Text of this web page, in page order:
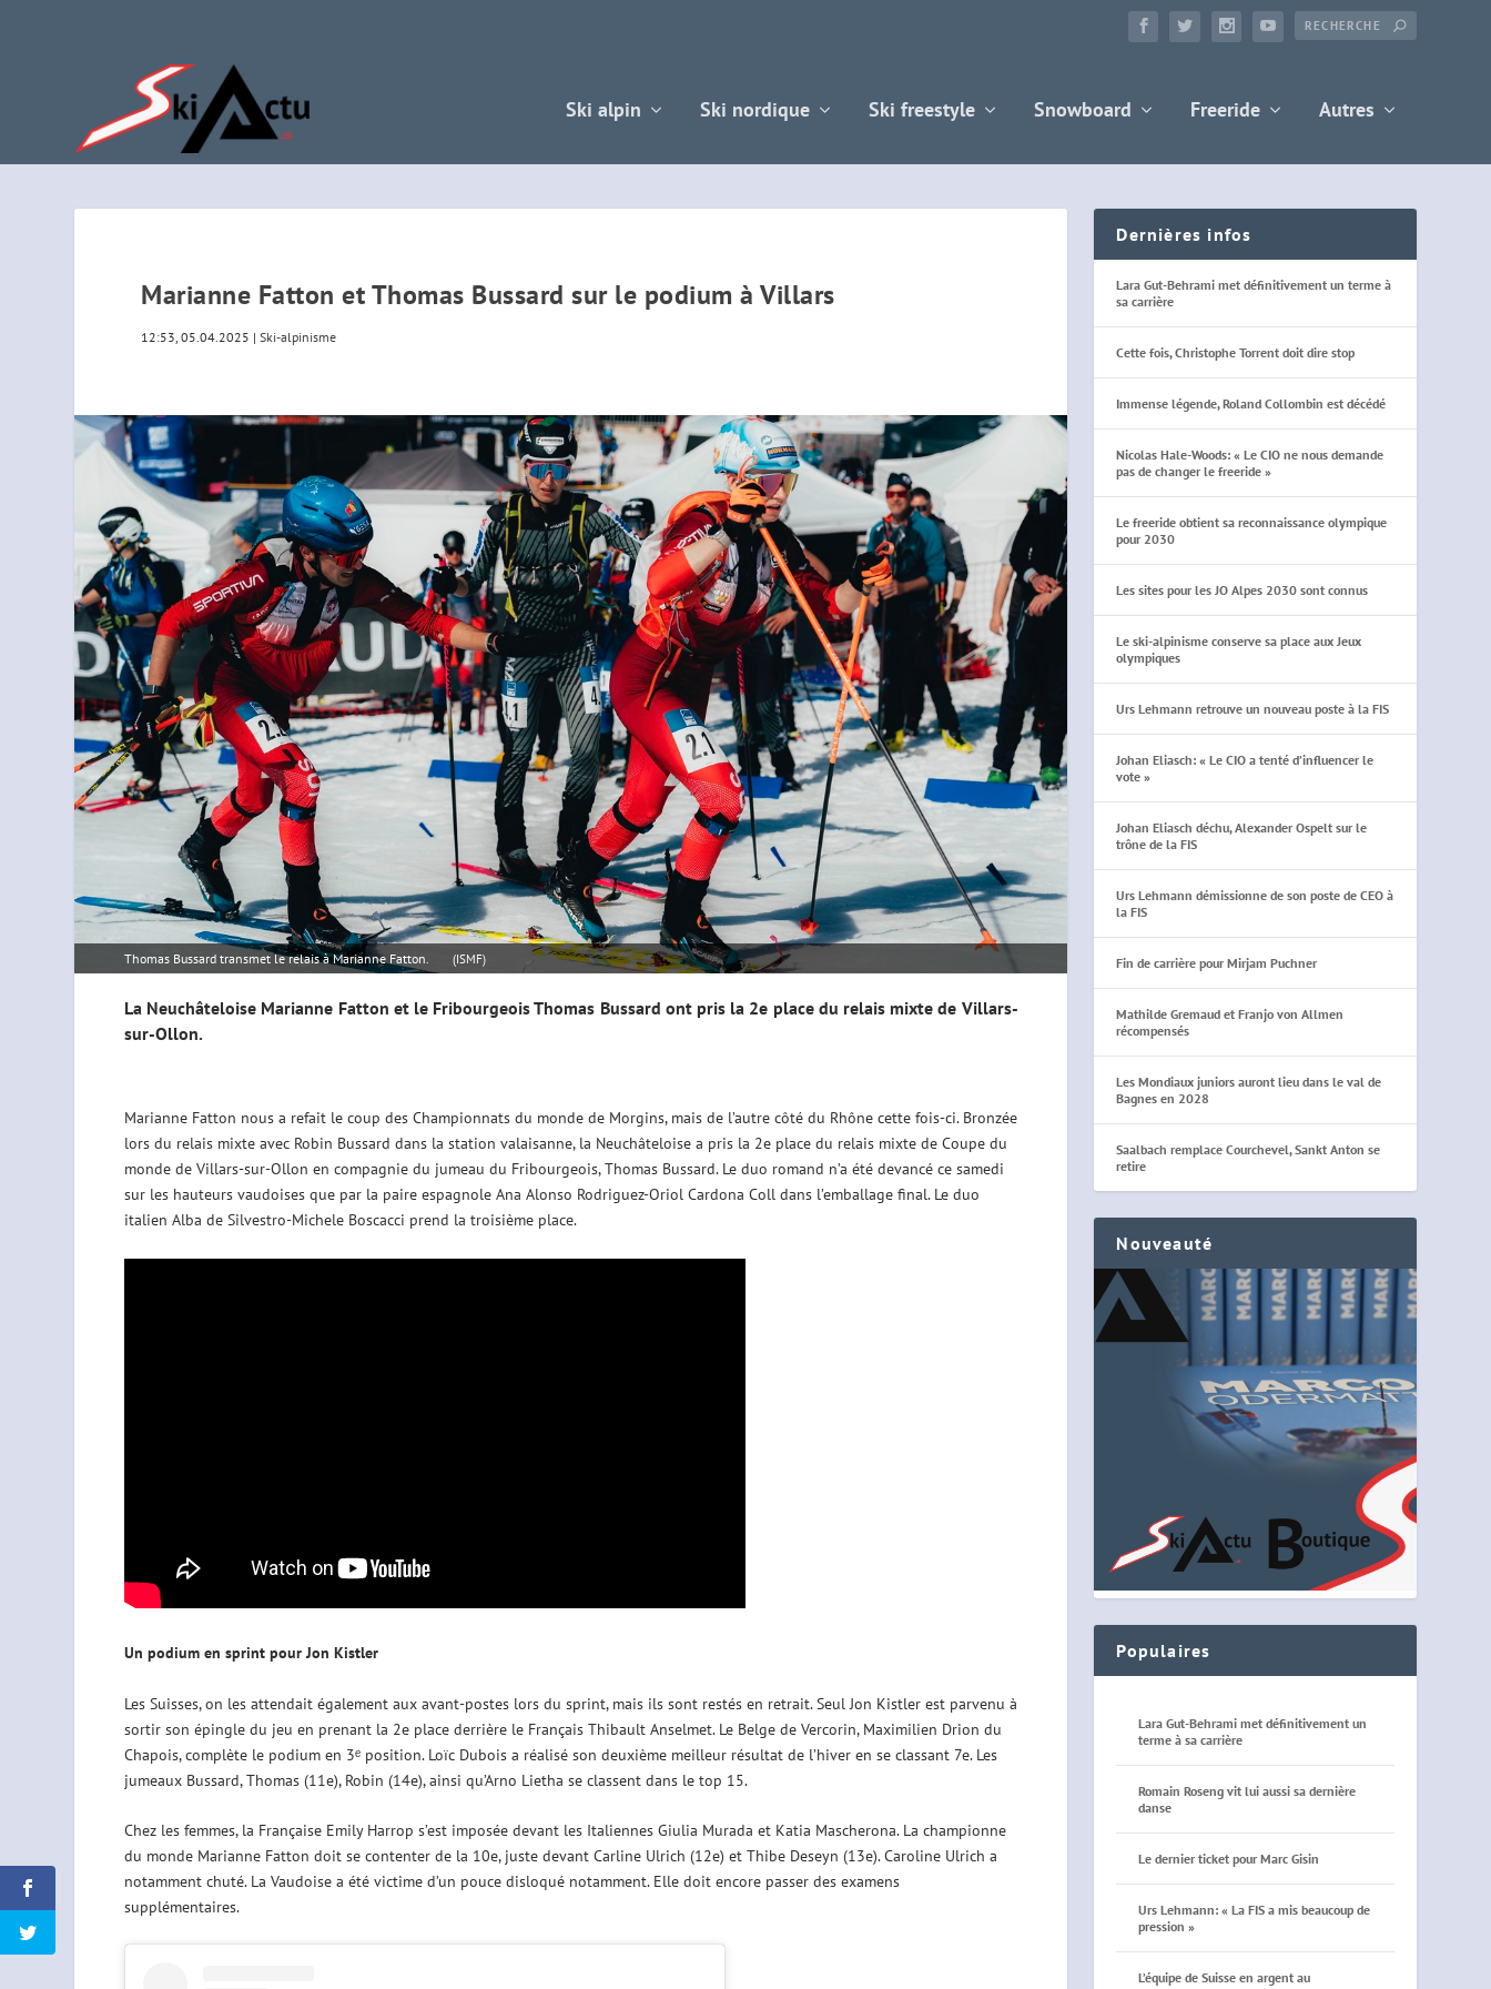
Ski alpin Ski nordique Ski freestyle Snowboard Freeride Autres
Marianne Fatton et Thomas Bussard sur le podium à Villars
12:53, 05.04.2025 |Ski-alpinisme
Thomas Bussard transmet le relais à Marianne Fatton. (ISMF)
La Neuchâteloise Marianne Fatton et le Fribourgeois Thomas Bussard ont pris la 2e place du relais mixte de Villars-
sur-Ollon.
Marianne Fatton nous a refait le coup des Championnats du monde de Morgins, mais de l’autre côté du Rhône cette fois-ci. Bronzée
lors du relais mixte avec Robin Bussard dans la station valaisanne, la Neuchâteloise a pris la 2e place du relais mixte de Coupe du
monde de Villars-sur-Ollon en compagnie du jumeau du Fribourgeois, Thomas Bussard. Le duo romand n’a été devancé ce samedi
sur les hauteurs vaudoises que par la paire espagnole Ana Alonso Rodriguez-Oriol Cardona Coll dans l’emballage final. Le duo
italien Alba de Silvestro-Michele Boscacci prend la troisième place.
Un podium en sprint pour Jon Kistler
Les Suisses, on les attendait également aux avant-postes lors du sprint, mais ils sont restés en retrait. Seul Jon Kistler est parvenu à
sortir son épingle du jeu en prenant la 2e place derrière le Français Thibault Anselmet. Le Belge de Vercorin, Maximilien Drion du
Chapois, complète le podium en 3ᵉ position. Loïc Dubois a réalisé son deuxième meilleur résultat de l’hiver en se classant 7e. Les
jumeaux Bussard, Thomas (11e), Robin (14e), ainsi qu’Arno Lietha se classent dans le top 15.
Chez les femmes, la Française Emily Harrop s’est imposée devant les Italiennes Giulia Murada et Katia Mascherona. La championne
du monde Marianne Fatton doit se contenter de la 10e, juste devant Carline Ulrich (12e) et Thibe Deseyn (13e). Caroline Ulrich a
notamment chuté. La Vaudoise a été victime d’un pouce disloqué notamment. Elle doit encore passer des examens
supplémentaires.
Dernières infos
Lara Gut-Behrami met définitivement un terme à
sa carrière
Cette fois, Christophe Torrent doit dire stop
Immense légende, Roland Collombin est décédé
Nicolas Hale-Woods: « Le CIO ne nous demande
pas de changer le freeride »
Le freeride obtient sa reconnaissance olympique
pour 2030
Les sites pour les JO Alpes 2030 sont connus
Le ski-alpinisme conserve sa place aux Jeux
olympiques
Urs Lehmann retrouve un nouveau poste à la FIS
Johan Eliasch: « Le CIO a tenté d’influencer le
vote »
Johan Eliasch déchu, Alexander Ospelt sur le
trône de la FIS
Urs Lehmann démissionne de son poste de CEO à
la FIS
Fin de carrière pour Mirjam Puchner
Mathilde Gremaud et Franjo von Allmen
récompensés
Les Mondiaux juniors auront lieu dans le val de
Bagnes en 2028
Saalbach remplace Courchevel, Sankt Anton se
retire
Nouveauté
Populaires
Lara Gut-Behrami met définitivement un
terme à sa carrière
Romain Roseng vit lui aussi sa dernière
danse
Le dernier ticket pour Marc Gisin
Urs Lehmann: « La FIS a mis beaucoup de
pression »
L’équipe de Suisse en argent au